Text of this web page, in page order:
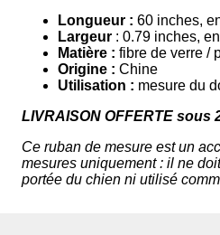
Longueur : 60 inches,
Largeur : 0.79 inches,
Matière : fibre de verre /
Origine : Chine
Utilisation : mesure du
LIVRAISON OFFERTE sous
Ce ruban de mesure est un
mesures uniquement : il ne
portée du chien ni utilisé